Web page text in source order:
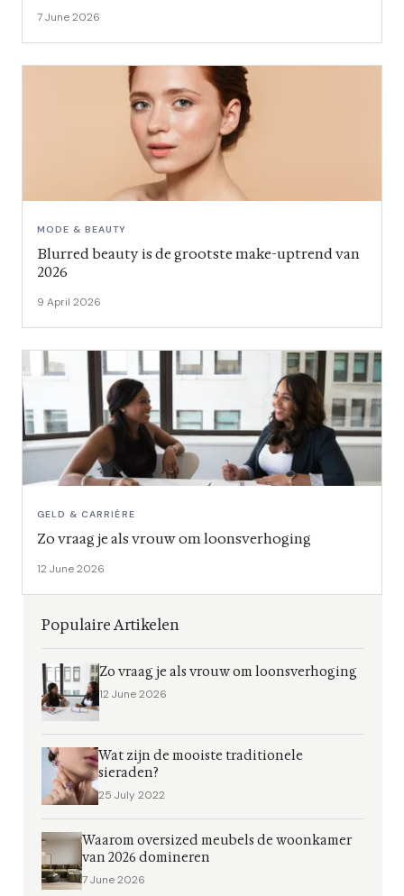
7 June 2026
MODE & BEAUTY
Blurred beauty is de grootste make-uptrend van
2026
9 April 2026
GELD & CARRIÈRE
Zo vraag je als vrouw om loonsverhoging
12 June 2026
Populaire Artikelen
Zo vraag je als vrouw om loonsverhoging
12 June 2026
Wat zijn de mooiste traditionele
sieraden?
25 July 2022
Waarom oversized meubels de woonkamer
van 2026 domineren
7 June 2026